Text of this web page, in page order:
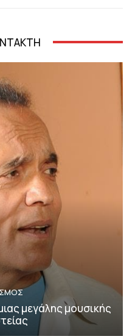
μεγάλης μουσικής